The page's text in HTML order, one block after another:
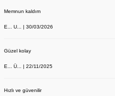
Memnun kaldım
E... U... | 30/03/2026
Güzel kolay
E... Ü... | 22/11/2025
Hızlı ve güvenilir